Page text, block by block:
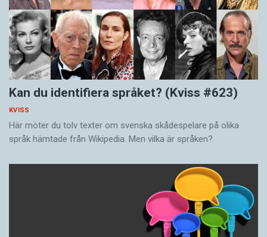
Kan du identifiera språket? (Kviss #623)
KVISS
Här möter du tolv texter om svenska skådespelare på olika
språk hämtade från Wikipedia. Men vilka är språken?